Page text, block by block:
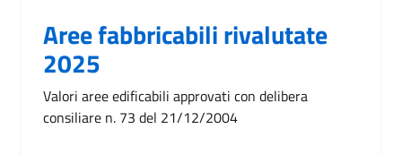
Aree fabbricabili rivalutate
2025
Valori aree edificabili approvati con delibera
consiliare n. 73 del 21/12/2004